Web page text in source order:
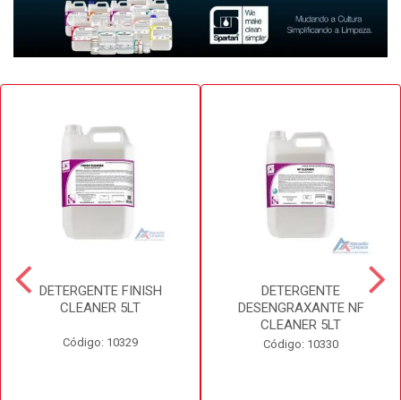
DETERGENTE FINISH
CLEANER 5LT
Código: 10329
DETERGENTE
DESENGRAXANTE NF
CLEANER 5LT
Código: 10330